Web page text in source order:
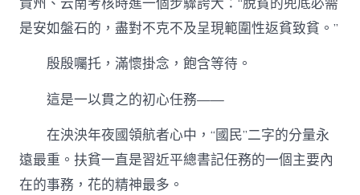
貴州、云南考核時進一個步驟誇大：“脫貧的兜底必需
是安如盤石的，盡對不克不及呈現範圍性返貧致貧。”
殷殷囑托，滿懷掛念，飽含等待。
這是一以貫之的初心任務——
在泱泱年夜國領航者心中，“國民”二字的分量永
遠最重。扶貧一直是習近平總書記任務的一個主要內
在的事務，花的精神最多。